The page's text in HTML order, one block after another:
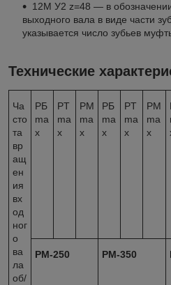
12М У2 z=48 — в
выходного вала в виде части
указывается число зубьев
Технические
Ча
сто
та
вр
ащ
ен
ия
вх
од
ног
о
ва
ла
об/
PБ
ma
x
PТ
ma
x
PM
ma
x
PБ
ma
x
PТ
ma
x
PM
ma
x
РМ-250 РМ-350